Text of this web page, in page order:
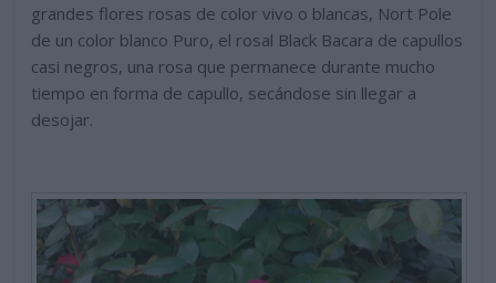
grandes flores rosas de color vivo o blancas, Nort Pole
de un color blanco Puro, el rosal Black Bacara de capullos
casi negros, una rosa que permanece durante mucho
tiempo en forma de capullo, secándose sin llegar a
desojar.